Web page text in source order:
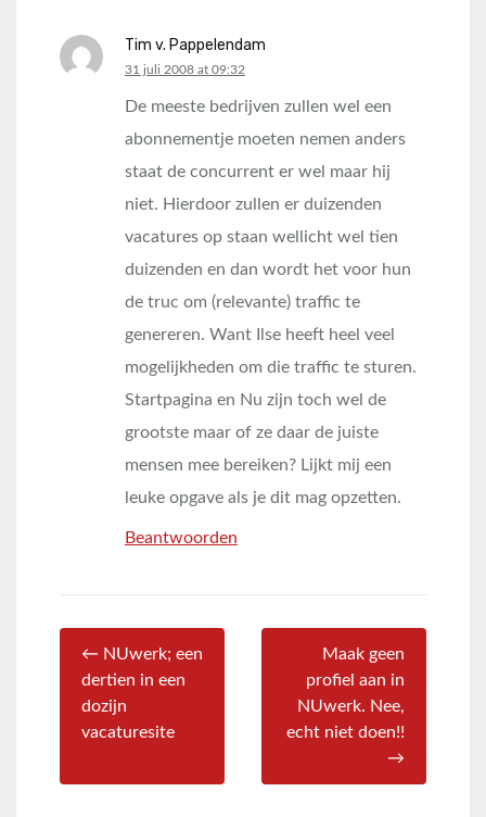
Tim v. Pappelendam
says:
31 juli 2008 at 09:32
De meeste bedrijven zullen wel een
abonnementje moeten nemen anders
staat de concurrent er wel maar hij
niet. Hierdoor zullen er duizenden
vacatures op staan wellicht wel tien
duizenden en dan wordt het voor hun
de truc om (relevante) traffic te
genereren. Want Ilse heeft heel veel
mogelijkheden om die traffic te sturen.
Startpagina en Nu zijn toch wel de
grootste maar of ze daar de juiste
mensen mee bereiken? Lijkt mij een
leuke opgave als je dit mag opzetten.
Beantwoorden
← NUwerk; een
dertien in een
dozijn
vacaturesite
Maak geen
profiel aan in
NUwerk. Nee,
echt niet doen!!
→